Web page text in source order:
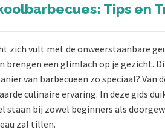
Tips en
vult met de onweerstaanbare
een glimlach op je gezicht.
van barbecueën zo speciaal?
culinaire ervaring. In deze gids
staan bij zowel beginners als
zal tillen.